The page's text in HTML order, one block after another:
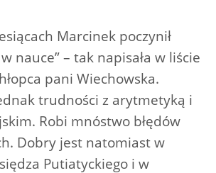
Marcinek poczynił
nauce” – tak napisała w liście
pani Wiechowska.
trudności z arytmetyką i
Robi mnóstwo błędów
Dobry jest natomiast w
Putiatyckiego i w